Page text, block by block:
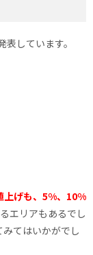
しています。
上げも、5%、10%
エリアもあるでし
みてはいかがでし